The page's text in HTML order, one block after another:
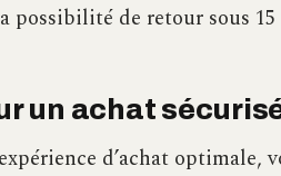
possibilité de retour sous
un achat
d’achat optimale,